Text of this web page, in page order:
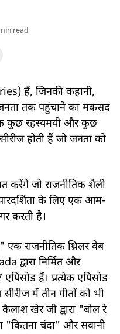
read
हैं, जिनकी कहानी,
तक पहुंचाने का मकसद
कुछ रहस्यमयी और कुछ
होती हैं जो जनता को
करेंगे जो राजनीतिक शैली
के लिए एक आम-
करती है।
राजनीतिक थ्रिलर वेब
द्वारा निर्मित और
हैं। प्रत्येक एपिसोड
में तीन गीतों को भी
खेर जी द्वारा "बोल रे
"कितना चंदा" और सवानी